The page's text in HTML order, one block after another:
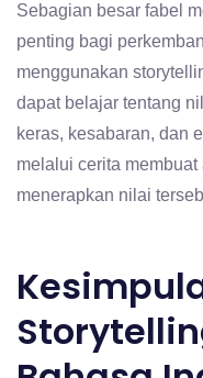
Sebagian besar fabel
penting bagi
menggunakan
dapat belajar tentang
keras, kesabaran, dan
melalui cerita
menerapkan nilai